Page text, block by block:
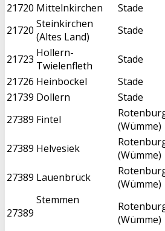
21720 Mittelnkirchen Stade
21720 Steinkirchen
(Altes Land)
Stade
21723 Hollern-
Twielenfleth
Stade
21726 Heinbockel Stade
21739 Dollern Stade
27389 Fintel
(Wümme)
27389 Helvesiek
(Wümme)
27389 Lauenbrück
(Wümme)
27389
Stemmen
(Wümme)